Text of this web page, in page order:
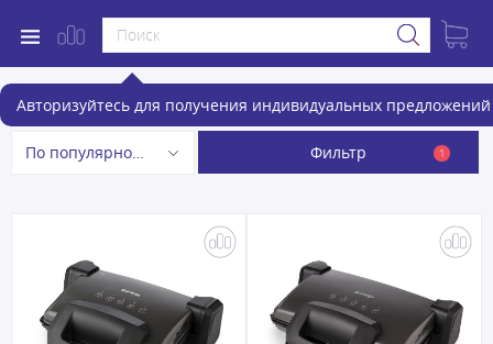
Авторизуйтесь для получения индивидуальных предложений
Электрогрили
По популярности Фильтр 1